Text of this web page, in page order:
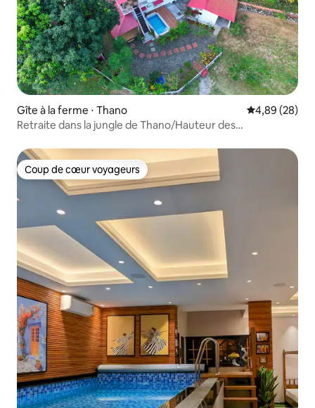
Gîte à la ferme ⋅ Thano Évaluation
4,89 (28)
Retraite dans la jungle de Thano/Hauteur des
Coup de cœur voyageurs
Coup de cœur voyageurs